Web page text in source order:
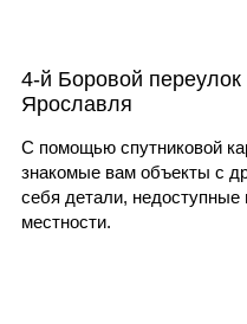
4-й Боровой переулок
Ярославля
С помощью спутниковой
знакомые вам объекты с
себя детали,
местности.